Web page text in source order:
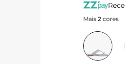
Mais 2 cores